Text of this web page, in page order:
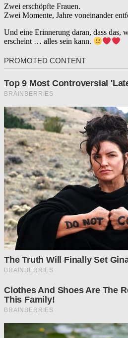
Zwei erschöpfte Frauen.
Zwei Momente, Jahre voneinander
Und eine Erinnerung daran, dass das,
erscheint … alles sein kann.